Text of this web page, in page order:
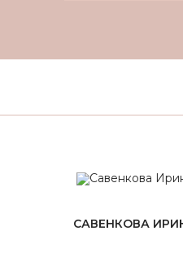
САВЕНКОВА